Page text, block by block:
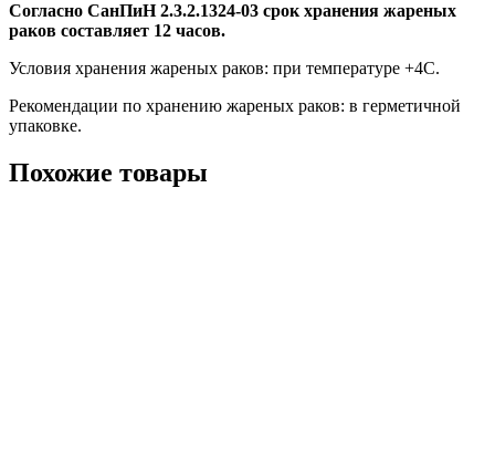
Согласно СанПиН 2.3.2.1324-03 срок хранения жареных
раков составляет 12 часов.
Условия хранения жареных раков: при температуре +4С.
Рекомендации по хранению жареных раков: в герметичной
упаковке.
Похожие товары